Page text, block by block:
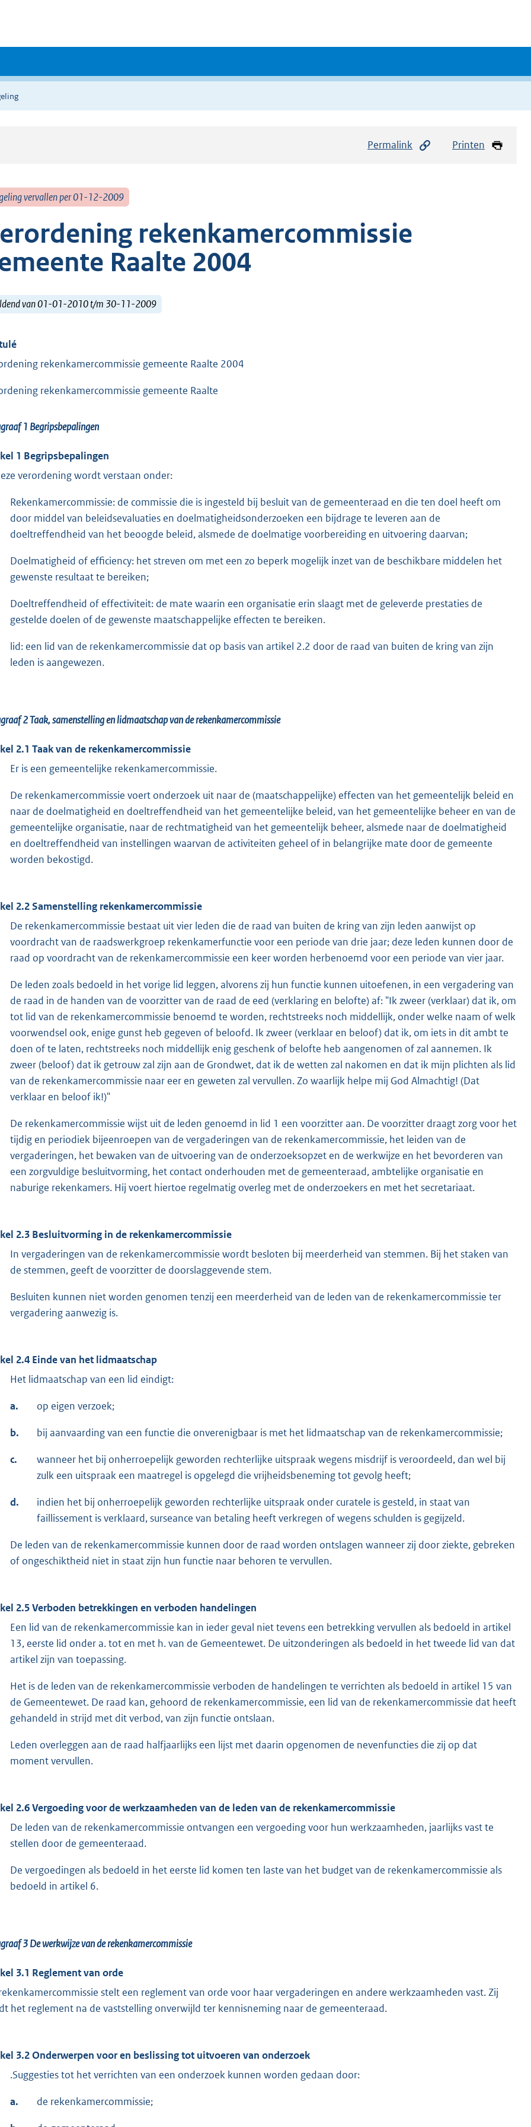
Permalink Printen
vervallen per 01-12-2009
rekenkamercommissie
Raalte 2004
van 01-01-2010 t/m 30-11-2009
rekenkamercommissie gemeente Raalte 2004
rekenkamercommissie gemeente Raalte
1 Begripsbepalingen
1 Begripsbepalingen
verordening wordt verstaan onder:
Rekenkamercommissie: de commissie die is ingesteld bij besluit van de gemeenteraad en die ten doel heeft om
door middel van beleidsevaluaties en doelmatigheidsonderzoeken een bijdrage te leveren aan de
doeltreffendheid van het beoogde beleid, alsmede de doelmatige voorbereiding en uitvoering daarvan;
Doelmatigheid of efficiency: het streven om met een zo beperk mogelijk inzet van de beschikbare middelen het
gewenste resultaat te bereiken;
Doeltreffendheid of effectiviteit: de mate waarin een organisatie erin slaagt met de geleverde prestaties de
gestelde doelen of de gewenste maatschappelijke effecten te bereiken.
lid: een lid van de rekenkamercommissie dat op basis van artikel 2.2 door de raad van buiten de kring van zijn
leden is aangewezen.
2Taak, samenstelling en lidmaatschap van de rekenkamercommissie
2.1 Taak van de rekenkamercommissie
Er is een gemeentelijke rekenkamercommissie.
De rekenkamercommissie voert onderzoek uit naar de (maatschappelijke) effecten van het gemeentelijk beleid en
naar de doelmatigheid en doeltreffendheid van het gemeentelijke beleid, van het gemeentelijke beheer en van de
gemeentelijke organisatie, naar de rechtmatigheid van het gemeentelijk beheer, alsmede naar de doelmatigheid
en doeltreffendheid van instellingen waarvan de activiteiten geheel of in belangrijke mate door de gemeente
worden bekostigd.
2.2 Samenstelling rekenkamercommissie
De rekenkamercommissie bestaat uit vier leden die de raad van buiten de kring van zijn leden aanwijst op
voordracht van de raadswerkgroep rekenkamerfunctie voor een periode van drie jaar; deze leden kunnen door de
raad op voordracht van de rekenkamercommissie een keer worden herbenoemd voor een periode van vier jaar.
De leden zoals bedoeld in het vorige lid leggen, alvorens zij hun functie kunnen uitoefenen, in een vergadering van
de raad in de handen van de voorzitter van de raad de eed (verklaring en belofte) af: "Ik zweer (verklaar) dat ik, om
tot lid van de rekenkamercommissie benoemd te worden, rechtstreeks noch middellijk, onder welke naam of welk
voorwendsel ook, enige gunst heb gegeven of beloofd. Ik zweer (verklaar en beloof) dat ik, om iets in dit ambt te
doen of te laten, rechtstreeks noch middellijk enig geschenk of belofte heb aangenomen of zal aannemen. Ik
zweer (beloof) dat ik getrouw zal zijn aan de Grondwet, dat ik de wetten zal nakomen en dat ik mijn plichten als lid
van de rekenkamercommissie naar eer en geweten zal vervullen. Zo waarlijk helpe mij God Almachtig! (Dat
verklaar en beloof ik!)"
De rekenkamercommissie wijst uit de leden genoemd in lid 1 een voorzitter aan. De voorzitter draagt zorg voor het
tijdig en periodiek bijeenroepen van de vergaderingen van de rekenkamercommissie, het leiden van de
vergaderingen, het bewaken van de uitvoering van de onderzoeksopzet en de werkwijze en het bevorderen van
een zorgvuldige besluitvorming, het contact onderhouden met de gemeenteraad, ambtelijke organisatie en
naburige rekenkamers. Hij voert hiertoe regelmatig overleg met de onderzoekers en met het secretariaat.
2.3 Besluitvorming in de rekenkamercommissie
In vergaderingen van de rekenkamercommissie wordt besloten bij meerderheid van stemmen. Bij het staken van
de stemmen, geeft de voorzitter de doorslaggevende stem.
Besluiten kunnen niet worden genomen tenzij een meerderheid van de leden van de rekenkamercommissie ter
vergadering aanwezig is.
2.4 Einde van het lidmaatschap
Het lidmaatschap van een lid eindigt:
a. op eigen verzoek;
b. bij aanvaarding van een functie die onverenigbaar is met het lidmaatschap van de rekenkamercommissie;
c.
wanneer het bij onherroepelijk geworden rechterlijke uitspraak wegens misdrijf is veroordeeld, dan wel bij
zulk een uitspraak een maatregel is opgelegd die vrijheidsbeneming tot gevolg heeft;
d.
indien het bij onherroepelijk geworden rechterlijke uitspraak onder curatele is gesteld, in staat van
faillissement is verklaard, surseance van betaling heeft verkregen of wegens schulden is gegijzeld.
De leden van de rekenkamercommissie kunnen door de raad worden ontslagen wanneer zij door ziekte, gebreken
of ongeschiktheid niet in staat zijn hun functie naar behoren te vervullen.
2.5 Verboden betrekkingen en verboden handelingen
Een lid van de rekenkamercommissie kan in ieder geval niet tevens een betrekking vervullen als bedoeld in artikel
13, eerste lid onder a. tot en met h. van de Gemeentewet. De uitzonderingen als bedoeld in het tweede lid van dat
artikel zijn van toepassing.
Het is de leden van de rekenkamercommissie verboden de handelingen te verrichten als bedoeld in artikel 15 van
de Gemeentewet. De raad kan, gehoord de rekenkamercommissie, een lid van de rekenkamercommissie dat heeft
gehandeld in strijd met dit verbod, van zijn functie ontslaan.
Leden overleggen aan de raad halfjaarlijks een lijst met daarin opgenomen de nevenfuncties die zij op dat
moment vervullen.
2.6 Vergoeding voor de werkzaamheden van de leden van de rekenkamercommissie
De leden van de rekenkamercommissie ontvangen een vergoeding voor hun werkzaamheden, jaarlijks vast te
stellen door de gemeenteraad.
De vergoedingen als bedoeld in het eerste lid komen ten laste van het budget van de rekenkamercommissie als
bedoeld in artikel 6.
3De werkwijze van de rekenkamercommissie
3.1 Reglement van orde
stelt een reglement van orde voor haar vergaderingen en andere werkzaamheden vast. Zij
het reglement na de vaststelling onverwijld ter kennisneming naar de gemeenteraad.
3.2 Onderwerpen voor en beslissing tot uitvoeren van onderzoek
.Suggesties tot het verrichten van een onderzoek kunnen worden gedaan door:
a. de rekenkamercommissie;